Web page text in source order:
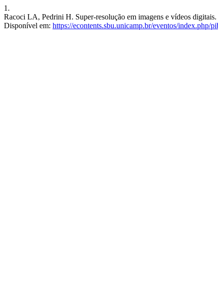
1.
Racoci LA, Pedrini H. Super-resolução em imagens e vídeos
Disponível em: https://econtents.sbu.unicamp.br/eventos/index.php/